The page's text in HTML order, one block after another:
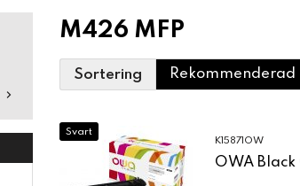
M426 MFP
Sortering
Svart
K15871OW
OWA